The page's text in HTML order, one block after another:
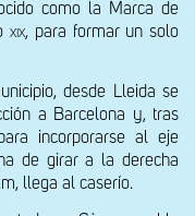
como la Marca de
xix, para formar un solo
desde Lleida se
a Barcelona y, tras
incorporarse al eje
de girar a la derecha
llega al caserío.